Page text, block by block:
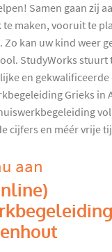
Samen gaan zij
maken, vooruit te
kan uw kind weer
StudyWorks stuurt
en gekwalificeerde
Grieks in
cijfers en méér vrije
aan